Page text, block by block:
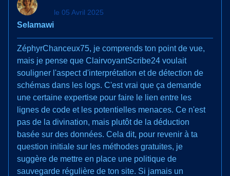
Selamawi
le 05 Avril 2025
ZéphyrChanceux75, je comprends ton point de vue,
mais je pense que ClairvoyantScribe24 voulait
souligner l'aspect d'interprétation et de détection de
schémas dans les logs. C'est vrai que ça demande
une certaine expertise pour faire le lien entre les
lignes de code et les potentielles menaces. Ce n'est
pas de la divination, mais plutôt de la déduction
basée sur des données. Cela dit, pour revenir à ta
question initiale sur les méthodes gratuites, je
suggère de mettre en place une politique de
sauvegarde régulière de ton site. Si jamais un